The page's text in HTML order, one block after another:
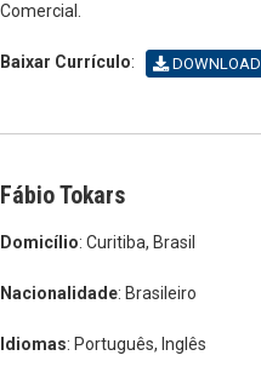
Comercial.
Baixar Currículo: DOWNLOAD
Fábio Tokars
Domicílio: Curitiba, Brasil
Nacionalidade: Brasileiro
Idiomas: Português, Inglês